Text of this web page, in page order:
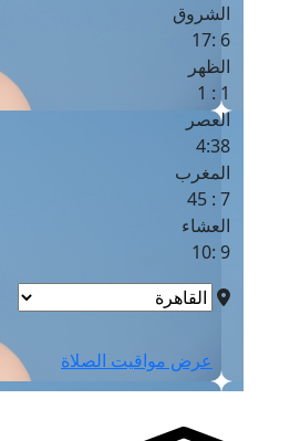
الشروق
6 :17
الظهر
1 : 1
العصر
4:38
المغرب
7 : 45
العشاء
9 :10
عرض مواقيت الصلاة